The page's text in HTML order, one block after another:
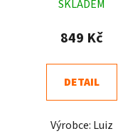
produktu
4,5
z
SKLADEM
849 Kč
DETAIL
Výrobce: Luiz